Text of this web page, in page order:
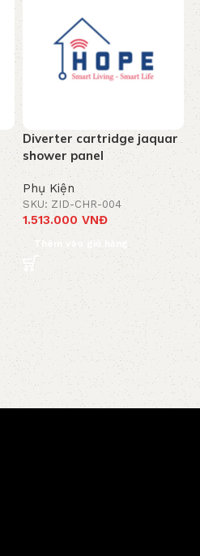
Diverter cartridge jaquar
shower panel
Phụ Kiện
SKU: ZID-CHR-004
1.513.000 VNĐ
Thêm vào giỏ hàng
-